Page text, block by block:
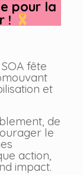
pour la
!
fête
et
de
le
action,
impact.